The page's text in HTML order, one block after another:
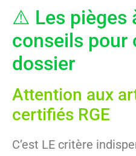
⚠️ Les pièges
conseils pour
dossier
Attention aux
certifiés RGE
C’est LE critère